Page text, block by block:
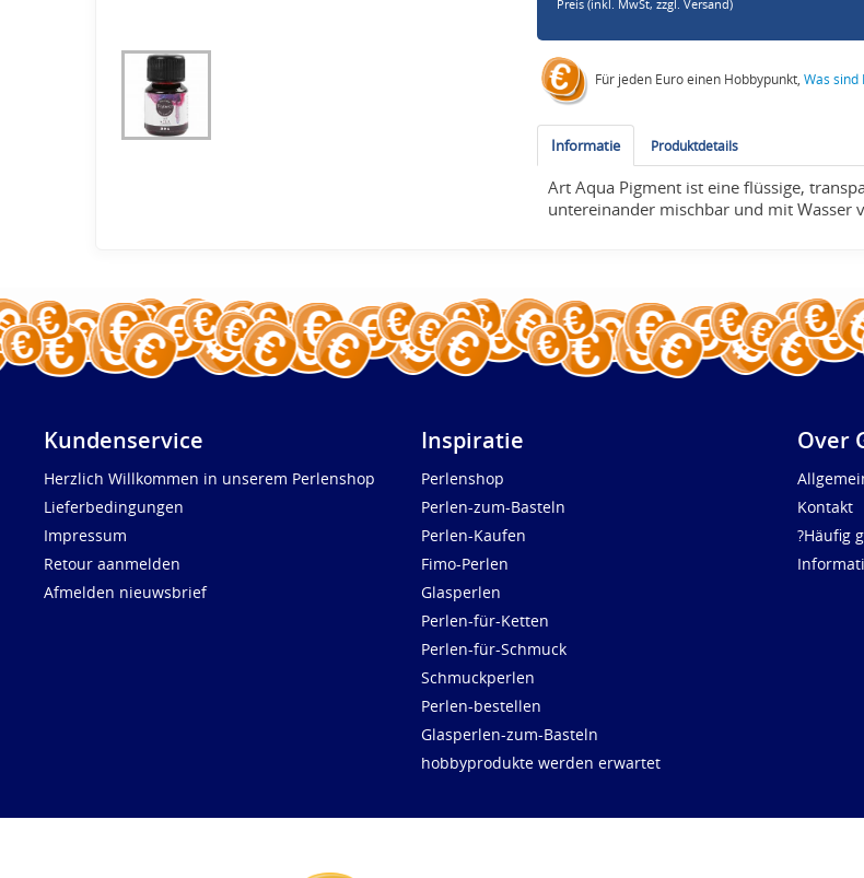
Preis (inkl. MwSt,zzgl. Versand)
Für jeden Euro einen Hobbypunkt,Was sind
Informatie Produktdetails
Art Aqua Pigment ist eine flüssige,
untereinander mischbar und mit Wasser
Kundenservice
Herzlich Willkommen in unserem Perlenshop
Lieferbedingungen
Impressum
Retour aanmelden
Afmelden nieuwsbrief
Inspiratie
Perlenshop
Perlen-zum-Basteln
Perlen-Kaufen
Fimo-Perlen
Glasperlen
Perlen-für-Ketten
Perlen-für-Schmuck
Schmuckperlen
Perlen-bestellen
Glasperlen-zum-Basteln
hobbyprodukte werden erwartet
Over
Kontakt
?Häufig